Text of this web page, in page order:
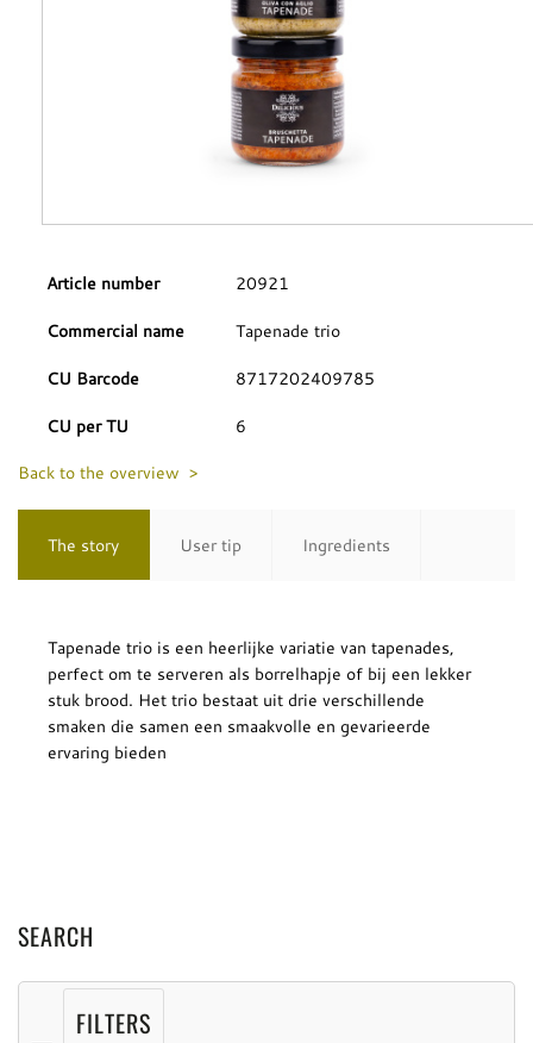
Article number 20921
Commercial name Tapenade trio
CU Barcode 8717202409785
CU per TU 6
Back to the overview >
The story User tip Ingredients
Tapenade trio is een heerlijke variatie van tapenades,
perfect om te serveren als borrelhapje of bij een lekker
stuk brood. Het trio bestaat uit drie verschillende
smaken die samen een smaakvolle en gevarieerde
ervaring bieden
SEARCH
FILTERS